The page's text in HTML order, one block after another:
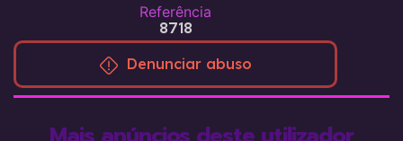
Referência
8718
Denunciar abuso